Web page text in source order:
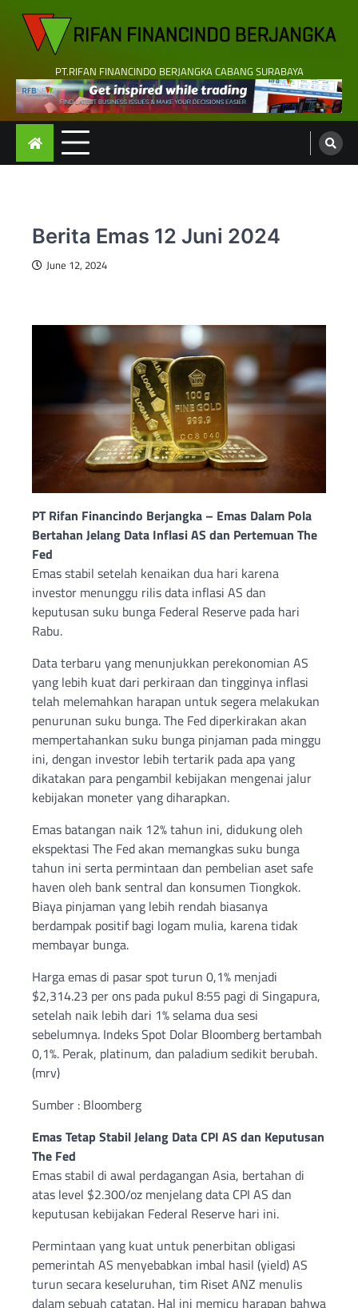
content
PT.RIFAN FINANCINDO BERJANGKA CABANG SURABAYA
Berita Emas 12 Juni 2024
June 12, 2024
PT Rifan Financindo Berjangka – Emas Dalam Pola
Bertahan Jelang Data Inflasi AS dan Pertemuan The
Fed
Emas stabil setelah kenaikan dua hari karena
investor menunggu rilis data inflasi AS dan
keputusan suku bunga Federal Reserve pada hari
Rabu.
Data terbaru yang menunjukkan perekonomian AS
yang lebih kuat dari perkiraan dan tingginya inflasi
telah melemahkan harapan untuk segera melakukan
penurunan suku bunga. The Fed diperkirakan akan
mempertahankan suku bunga pinjaman pada minggu
ini, dengan investor lebih tertarik pada apa yang
dikatakan para pengambil kebijakan mengenai jalur
kebijakan moneter yang diharapkan.
Emas batangan naik 12% tahun ini, didukung oleh
ekspektasi The Fed akan memangkas suku bunga
tahun ini serta permintaan dan pembelian aset safe
haven oleh bank sentral dan konsumen Tiongkok.
Biaya pinjaman yang lebih rendah biasanya
berdampak positif bagi logam mulia, karena tidak
membayar bunga.
Harga emas di pasar spot turun 0,1% menjadi
$2,314.23 per ons pada pukul 8:55 pagi di Singapura,
setelah naik lebih dari 1% selama dua sesi
sebelumnya. Indeks Spot Dolar Bloomberg bertambah
0,1%. Perak, platinum, dan paladium sedikit berubah.
(mrv)
Sumber : Bloomberg
Emas Tetap Stabil Jelang Data CPI AS dan Keputusan
The Fed
Emas stabil di awal perdagangan Asia, bertahan di
atas level $2.300/oz menjelang data CPI AS dan
keputusan kebijakan Federal Reserve hari ini.
Permintaan yang kuat untuk penerbitan obligasi
pemerintah AS menyebabkan imbal hasil (yield) AS
turun secara keseluruhan, tim Riset ANZ menulis
dalam sebuah catatan. Hal ini memicu harapan bahwa